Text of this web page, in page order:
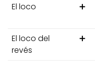
El loco ➕
El loco del
revés
➕